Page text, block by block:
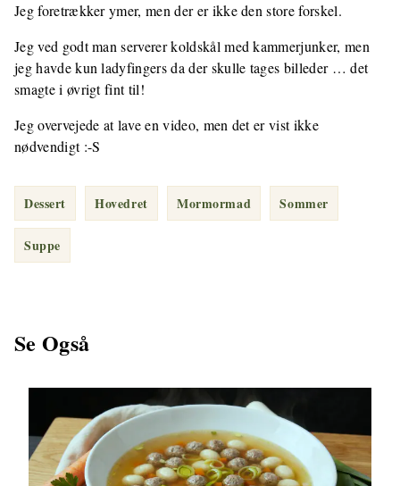
Jeg foretrækker ymer, men der er ikke den store forskel.
Jeg ved godt man serverer koldskål med kammerjunker, men
jeg havde kun ladyfingers da der skulle tages billeder … det
smagte i øvrigt fint til!
Jeg overvejede at lave en video, men det er vist ikke
nødvendigt :-S
Dessert Hovedret Mormormad Sommer
Suppe
Se Også